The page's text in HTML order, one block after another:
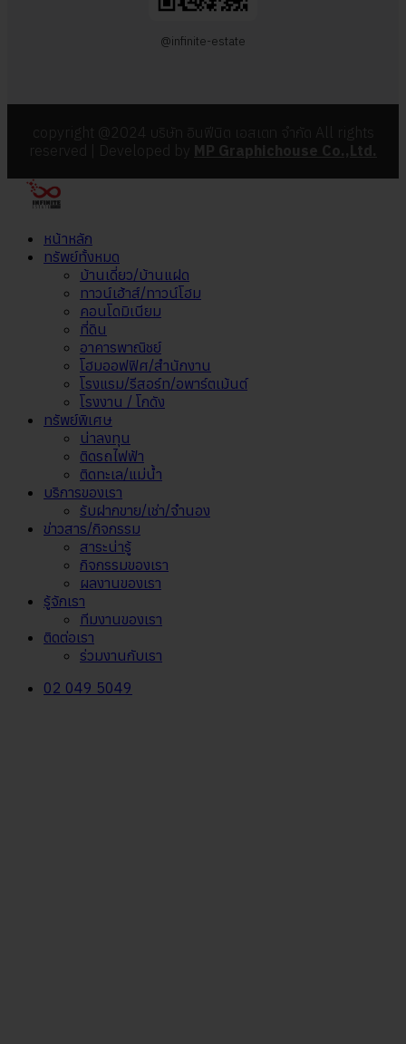
@infinite-estate
copyright @2024 บริษัท อินฟีนิต เอสเตท จำกัด All rights
reserved | Developed by MP Graphichouse Co.,Ltd.
หน้าหลัก
ทรัพย์ทั้งหมด
บ้านเดี่ยว/บ้านแฝด
ทาวน์เฮ้าส์/ทาวน์โฮม
คอนโดมิเนียม
ที่ดิน
อาคารพาณิชย์
โฮมออฟฟิศ/สำนักงาน
โรงแรม/รีสอร์ท/อพาร์ตเม้นต์
โรงงาน / โกดัง
ทรัพย์พิเศษ
น่าลงทุน
ติดรถไฟฟ้า
ติดทะเล/แม่น้ำ
บริการของเรา
รับฝากขาย/เช่า/จำนอง
ข่าวสาร/กิจกรรม
สาระน่ารู้
กิจกรรมของเรา
ผลงานของเรา
รู้จักเรา
ทีมงานของเรา
ติดต่อเรา
ร่วมงานกับเรา
02 049 5049